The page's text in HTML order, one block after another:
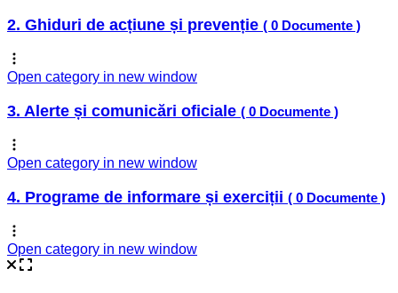
2. Ghiduri de acțiune și prevenție ( 0 Documente )
Open category in new window
3. Alerte și comunicări oficiale ( 0 Documente )
Open category in new window
4. Programe de informare și exerciții ( 0 Documente )
Open category in new window